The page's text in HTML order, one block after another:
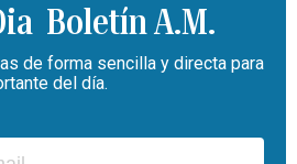
Boletín A.M.
de forma sencilla y directa para
del día.